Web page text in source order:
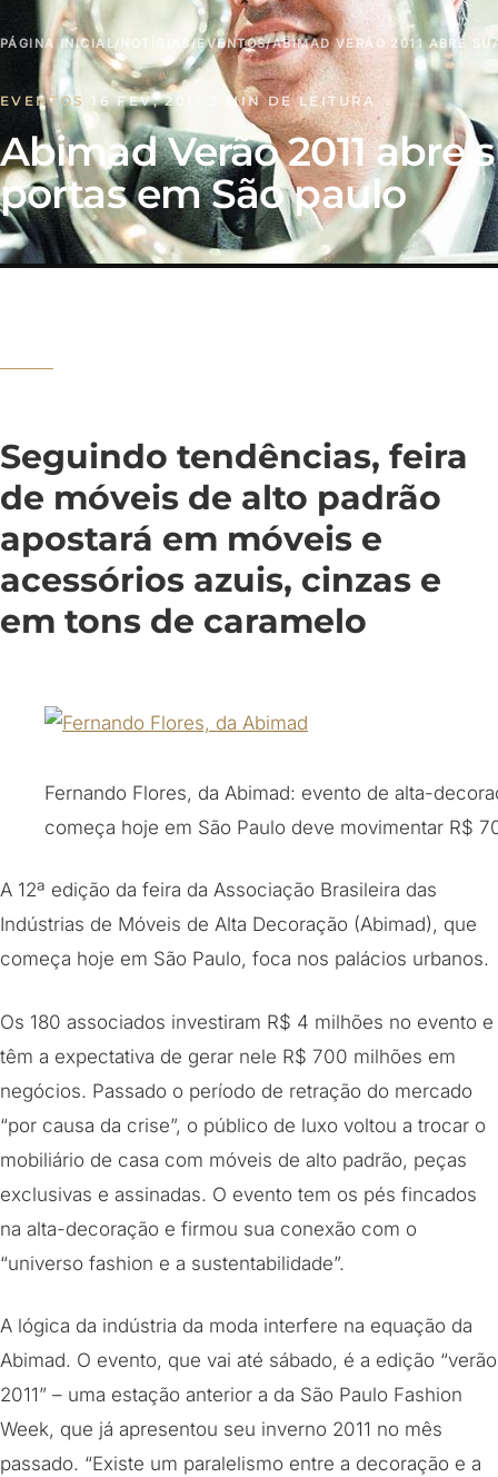
PÁGINA INICIAL/ NOTÍCIAS/EVENTOS/ABIMAD VERÃO 2011 ABRE
EVENTOS ·16 FEV, 2011 3 MIN DE LEITURA
Abimad Verão 2011 abre
portas em São paulo
Seguindo tendências, feira
de móveis de alto padrão
apostará em móveis e
acessórios azuis, cinzas e
em tons de caramelo
Fernando Flores, da Abimad: evento de alta-
começa hoje em São Paulo deve movimentar R$
A 12ª edição da feira da Associação Brasileira das
Indústrias de Móveis de Alta Decoração (Abimad), que
começa hoje em São Paulo, foca nos palácios urbanos.
Os 180 associados investiram R$ 4 milhões no evento e
têm a expectativa de gerar nele R$ 700 milhões em
negócios. Passado o período de retração do mercado
“por causa da crise”, o público de luxo voltou a trocar o
mobiliário de casa com móveis de alto padrão, peças
exclusivas e assinadas. O evento tem os pés fincados
na alta-decoração e firmou sua conexão com o
“universo fashion e a sustentabilidade”.
A lógica da indústria da moda interfere na equação da
Abimad. O evento, que vai até sábado, é a edição “verão
2011” – uma estação anterior a da São Paulo Fashion
Week, que já apresentou seu inverno 2011 no mês
passado. “Existe um paralelismo entre a decoração e a